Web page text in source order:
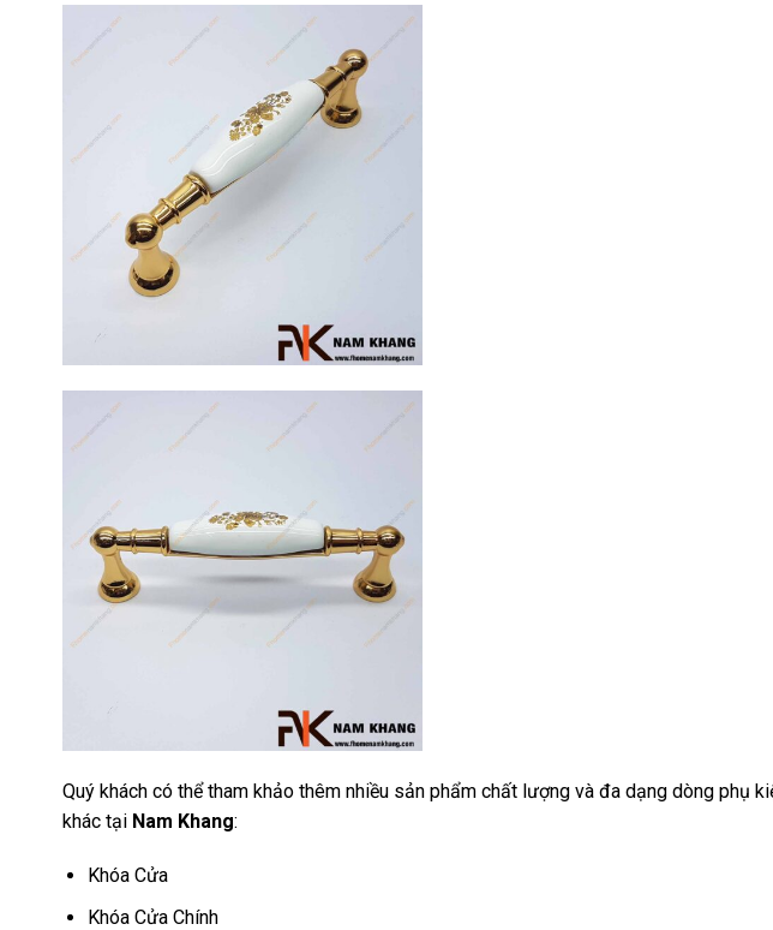
Quý khách có thể tham khảo thêm nhiều sản phẩm chất lượng và đa dạng dòng phụ
khác tại Nam Khang:
Khóa Cửa
Khóa Cửa Chính
17
[...]